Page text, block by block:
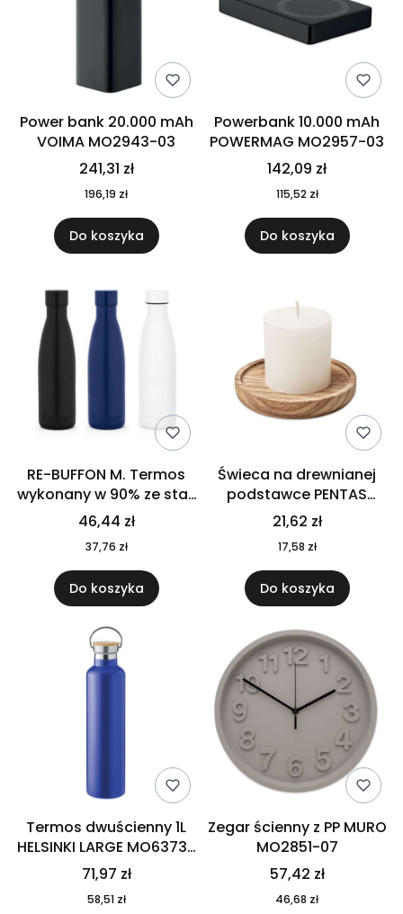
Power bank 20.000 mAh
VOIMA MO2943-03
241,31 zł
196,19 zł
Do koszyka
Powerbank 10.000 mAh
POWERMAG MO2957-03
142,09 zł
115,52 zł
Do koszyka
RE-BUFFON M. Termos
wykonany w 90% ze stali
nierdzewnej
pochodzącej z
recyklingu 520 ml 94294
46,44 zł
37,76 zł
Do koszyka
Świeca na drewnianej
podstawce PENTAS
MO6282-40
21,62 zł
17,58 zł
Do koszyka
Termos dwuścienny 1L
HELSINKI LARGE MO6373-
04
71,97 zł
58,51 zł
Zegar ścienny z PP MURO
MO2851-07
57,42 zł
46,68 zł